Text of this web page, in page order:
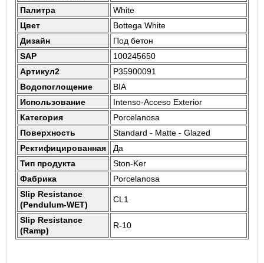
Палитра
White
Цвет
Bottega White
Дизайн
Под бетон
SAP
100245650
Артикул2
P35900091
Водопоглощение
BIA
Использование
Intenso-Acceso Exterior
Категория
Porcelanosa
Поверхность
Standard - Matte - Glazed
Ректифицированная
Да
Тип продукта
Ston-Ker
Фабрика
Porcelanosa
Slip Resistance
(Pendulum-WET)
CL1
Slip Resistance
(Ramp)
R-10